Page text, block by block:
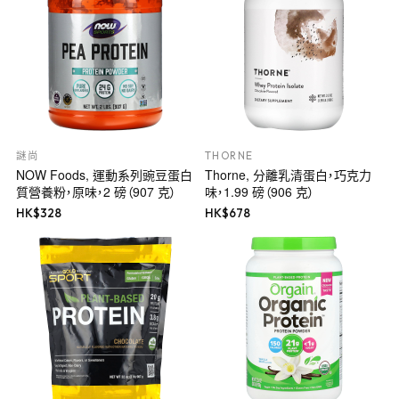
謎尚
NOW Foods, 運動系列豌豆蛋白
質營養粉，原味，2 磅（907 克）
HK$328
THORNE
Thorne, 分離乳清蛋白，巧克力
味，1.99 磅（906 克）
HK$678